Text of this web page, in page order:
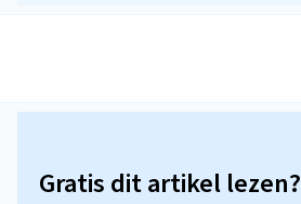
Gratis dit artikel lezen?